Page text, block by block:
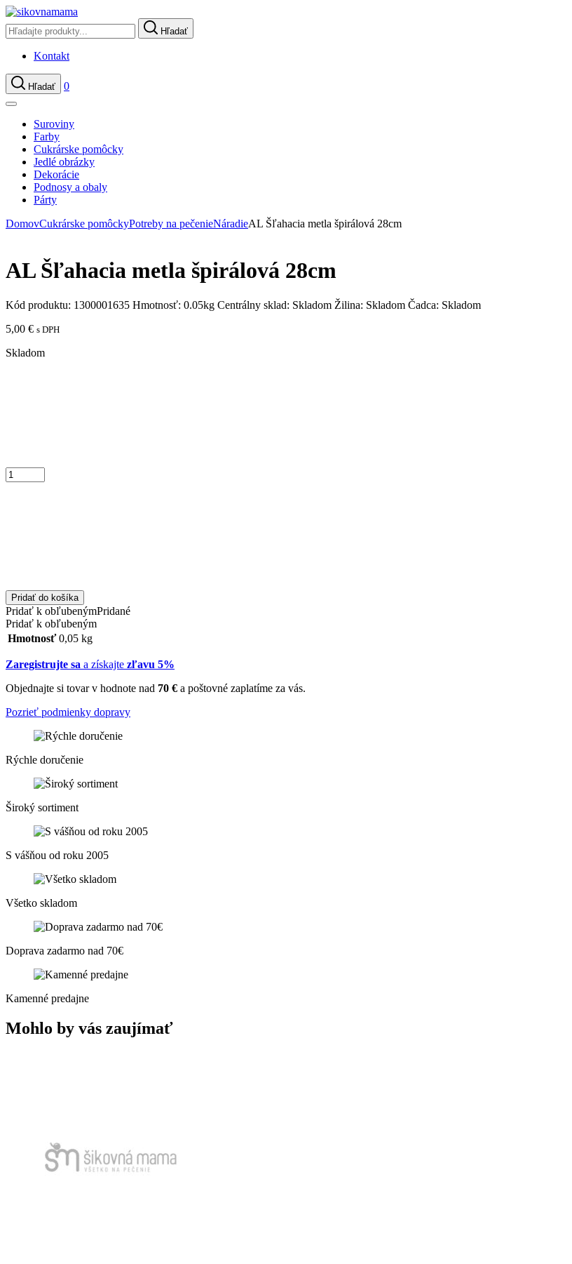
Hľadať
Kontakt
Hľadať 0
Suroviny
Farby
Cukrárske pomôcky
Jedlé obrázky
Dekorácie
Podnosy a obaly
Párty
DomovCukrárske pomôckyPotreby na pečenieNáradieAL Šľahacia metla špirálová 28cm
AL Šľahacia metla špirálová 28cm
Kód produktu: 1300001635 Hmotnosť: 0.05kg Centrálny sklad: Skladom Žilina: Skladom Čadca: Skladom
5,00 € s DPH
Skladom
Pridať do košíka
Pridať k obľubenýmPridané
Pridať k obľubeným
Hmotnosť 0,05 kg
Zaregistrujte sa a získajte zľavu 5%
Objednajte si tovar v hodnote nad 70 € a poštovné zaplatíme za vás.
Pozrieť podmienky dopravy
Rýchle doručenie
Široký sortiment
S vášňou od roku 2005
Všetko skladom
Doprava zadarmo nad 70€
Kamenné predajne
Mohlo by vás zaujímať